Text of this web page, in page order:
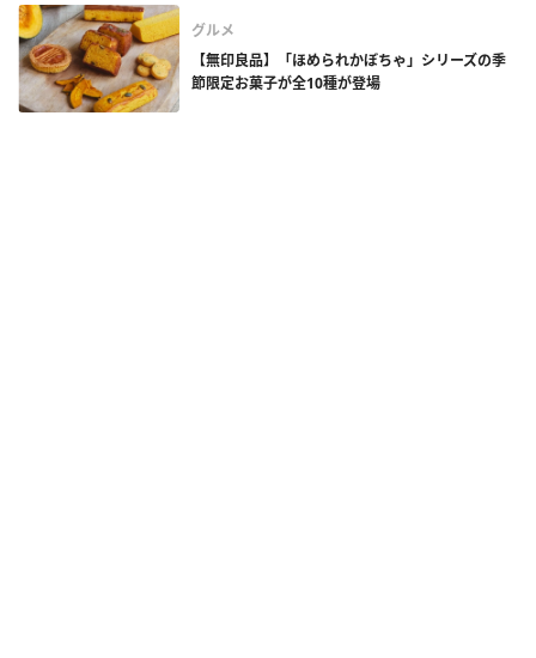
グルメ
【無印良品】「ほめられかぼちゃ」シリーズの季
節限定お菓子が全10種が登場